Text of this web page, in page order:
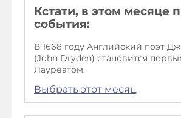
Кстати, в этом месяце
события:
В 1668 году Английский поэт
(John Dryden) становится
Лауреатом.
Выбрать этот месяц